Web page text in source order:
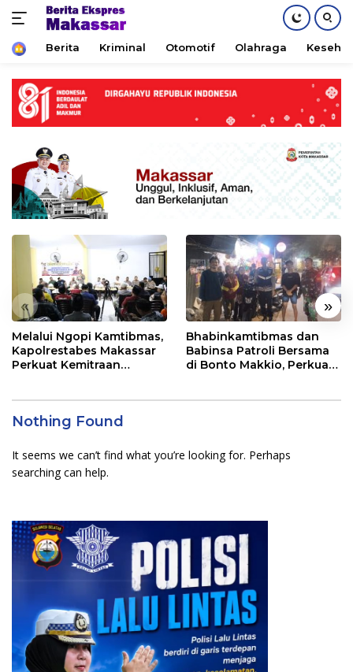
content
HomeBerita Kriminal Otomotif Olahraga
« »
Melalui Ngopi Kamtibmas,
Kapolrestabes Makassar
Perkuat Kemitraan
Bhabinkamtibmas dan
Babinsa Patroli Bersama
di Bonto Makkio, Perkuat
Nothing Found
It seems we can’t find what you’re looking for. Perhaps
searching can help.